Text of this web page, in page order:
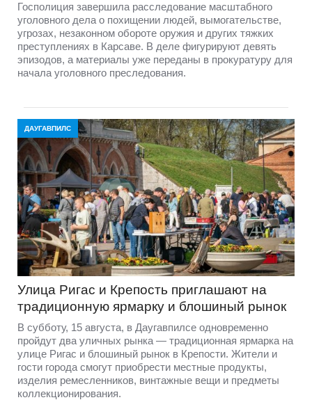
Госполиция завершила расследование масштабного
уголовного дела о похищении людей, вымогательстве,
угрозах, незаконном обороте оружия и других тяжких
преступлениях в Карсаве. В деле фигурируют девять
эпизодов, а материалы уже переданы в прокуратуру для
начала уголовного преследования.
ДАУГАВПИЛС
Улица Ригас и Крепость приглашают на
традиционную ярмарку и блошиный рынок
В субботу, 15 августа, в Даугавпилсе одновременно
пройдут два уличных рынка — традиционная ярмарка на
улице Ригас и блошиный рынок в Крепости. Жители и
гости города смогут приобрести местные продукты,
изделия ремесленников, винтажные вещи и предметы
коллекционирования.